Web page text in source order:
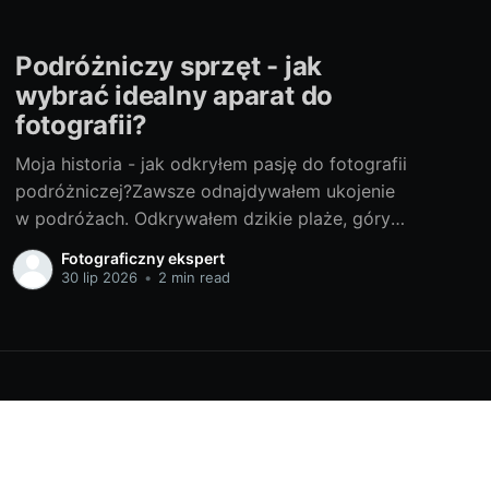
Podróżniczy sprzęt - jak
wybrać idealny aparat do
fotografii?
Moja historia - jak odkryłem pasję do fotografii
podróżniczej?Zawsze odnajdywałem ukojenie
w podróżach. Odkrywałem dzikie plaże, góry
wiązane z lokalnymi legendami, nieznane małe
miasteczka i tętniące życiem metropolie. Z
- i tak oto zaczęła się moja
Fotograficzny ekspert
30 lip 2026 • 2 min read